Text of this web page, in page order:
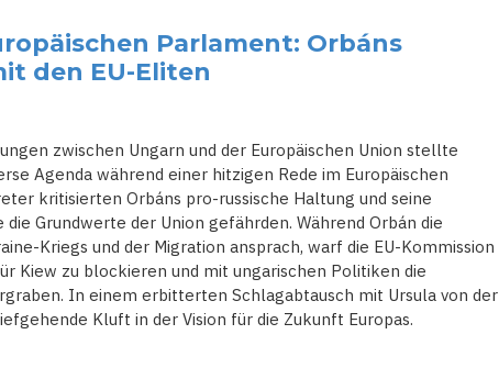
Parlament: Orbáns
den EU-Eliten
zwischen Ungarn und der Europäischen Union stellte
Agenda während einer hitzigen Rede im Europäischen
kritisierten Orbáns pro-russische Haltung und seine
Grundwerte der Union gefährden. Während Orbán die
Kriegs und der Migration ansprach, warf die EU-Kommission
Kiew zu blockieren und mit ungarischen Politiken die
In einem erbitterten Schlagabtausch mit Ursula von der
Kluft in der Vision für die Zukunft Europas.